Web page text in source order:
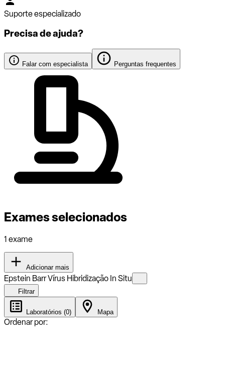
Suporte especializado
Precisa de ajuda?
Falar com especialista Perguntas frequentes
Exames selecionados
1 exame
Adicionar mais
Epstein Barr Vírus Hibridização In Situ
Filtrar
Laboratórios (0) Mapa
Ordenar por: